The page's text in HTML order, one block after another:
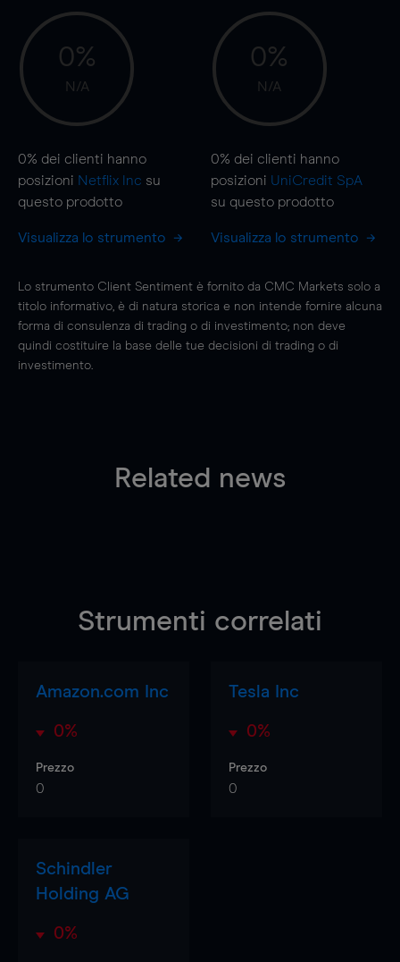
0%
N/A
0% dei clienti hanno
posizioni Netflix Inc su
questo prodotto
Visualizza lo strumento
0%
N/A
0% dei clienti hanno
posizioni UniCredit SpA
su questo prodotto
Visualizza lo strumento
Lo strumento Client Sentiment è fornito da CMC Markets solo a
titolo informativo, è di natura storica e non intende fornire alcuna
forma di consulenza di trading o di investimento; non deve
quindi costituire la base delle tue decisioni di trading o di
investimento.
Related news
Strumenti correlati
Amazon.com Inc
0%
Prezzo
0
Tesla Inc
0%
Prezzo
0
Schindler
Holding AG
0%